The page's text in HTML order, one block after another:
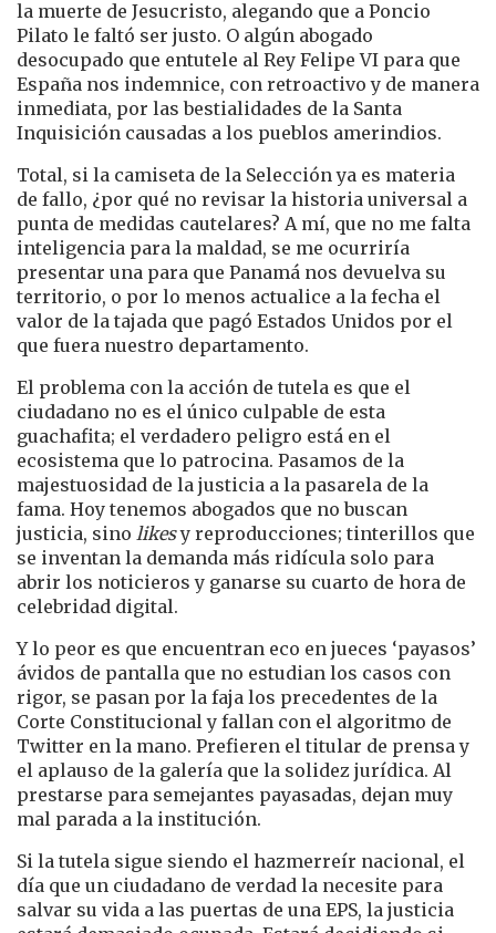
la muerte de Jesucristo, alegando que a Poncio
Pilato le faltó ser justo. O algún abogado
desocupado que entutele al Rey Felipe VI para que
España nos indemnice, con retroactivo y de manera
inmediata, por las bestialidades de la Santa
Inquisición causadas a los pueblos amerindios.
Total, si la camiseta de la Selección ya es materia
de fallo, ¿por qué no revisar la historia universal a
punta de medidas cautelares? A mí, que no me falta
inteligencia para la maldad, se me ocurriría
presentar una para que Panamá nos devuelva su
territorio, o por lo menos actualice a la fecha el
valor de la tajada que pagó Estados Unidos por el
que fuera nuestro departamento.
El problema con la acción de tutela es que el
ciudadano no es el único culpable de esta
guachafita; el verdadero peligro está en el
ecosistema que lo patrocina. Pasamos de la
majestuosidad de la justicia a la pasarela de la
fama. Hoy tenemos abogados que no buscan
justicia, sino likesy reproducciones; tinterillos que
se inventan la demanda más ridícula solo para
abrir los noticieros y ganarse su cuarto de hora de
celebridad digital.
Y lo peor es que encuentran eco en jueces ‘payasos’
ávidos de pantalla que no estudian los casos con
rigor, se pasan por la faja los precedentes de la
Corte Constitucional y fallan con el algoritmo de
Twitter en la mano. Prefieren el titular de prensa y
el aplauso de la galería que la solidez jurídica. Al
prestarse para semejantes payasadas, dejan muy
mal parada a la institución.
Si la tutela sigue siendo el hazmerreír nacional, el
día que un ciudadano de verdad la necesite para
salvar su vida a las puertas de una EPS, la justicia